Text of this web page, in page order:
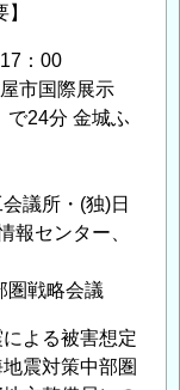
：00
市国際展示
24分 金城ふ
議所・(独)日
報センター、
圏戦略会議
よる被害想定
震対策中部圏